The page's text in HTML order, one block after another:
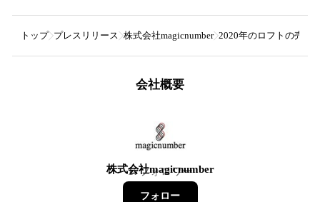
トップ プレスリリース 株式会社magicnumber 2020年のロフトの売れ
会社概要
株式会社magicnumber
17フォロワー
フォロー